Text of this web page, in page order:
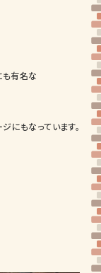
も有名な
にもなっています。